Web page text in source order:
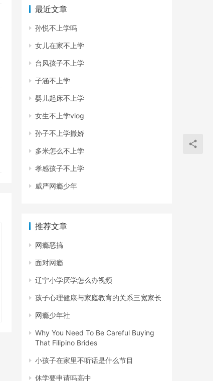
最近文章
孙悦不上学吗
女儿在家不上学
台风孩子不上学
子涵不上学
婴儿起床不上学
女生不上学vlog
孙子不上学撒娇
多米怎么不上学
孝感孩子不上学
威严网瘾少年
推荐文章
网瘾恶搞
面对网瘾
辽宁小学厌学怎么办视频
孩子心理健康与家庭教育的关系三宽家长
网瘾少年社
Why You Need To Be Careful Buying
That Filipino Brides
小孩子在家里不听话是什么节目
休学要申请吗高中